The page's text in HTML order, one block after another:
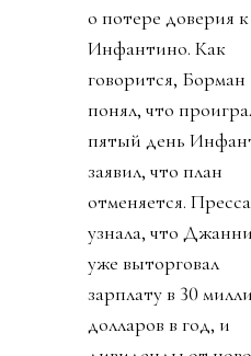
о потере доверия к
Инфантино. Как
говорится, Борман
понял, что
пятый день
заявил, что план
отменяется. Пресса
узнала, что
уже выторговал
зарплату в 30
долларов в год, и